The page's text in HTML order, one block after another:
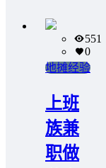
551
0
地摊经验
上班
族兼
职做